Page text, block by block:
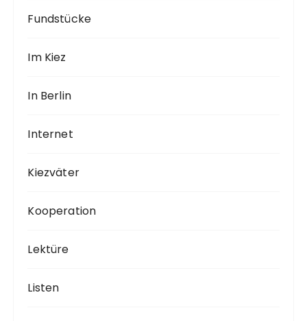
Fundstücke
Im Kiez
In Berlin
Internet
Kiezväter
Kooperation
Lektüre
Listen